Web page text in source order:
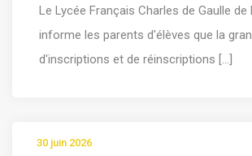
Le Lycée Français Charles de Gaulle de
informe les parents d'élèves que la
d'inscriptions et de réinscriptions [...]
30 juin 2026